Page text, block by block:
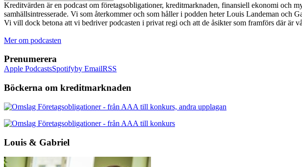
Kreditvärden är en podcast om företagsobligationer, kreditmarknaden, finansiell ekonomi och
samhällsintresserade. Vi som återkommer och som håller i podden heter Louis Landeman
Vi vill dock betona att vi bedriver podcasten i privat regi och att de åsikter som framförs där är
Mer om podcasten
Prenumerera
Apple PodcastsSpotifyby EmailRSS
Böckerna om kreditmarknaden
Louis & Gabriel